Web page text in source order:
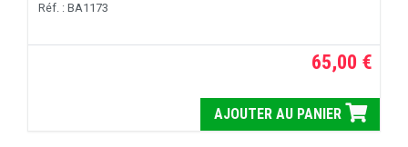
Réf. : BA1173
65,00 €
AJOUTER AU PANIER